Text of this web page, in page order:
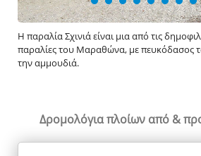
Δρομολόγια πλοίων από &
Η παραλία Σχινιά είναι μια από τις
παραλίες του Μαραθώνα, με πευκόδασος
την αμμουδιά.